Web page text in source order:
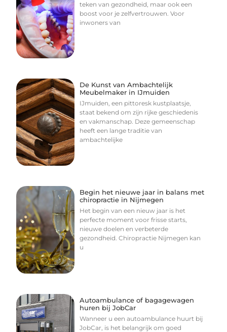
teken van gezondheid, maar ook een
boost voor je zelfvertrouwen. Voor
inwoners van
De Kunst van Ambachtelijk
Meubelmaker in IJmuiden
IJmuiden, een pittoresk kustplaatsje,
staat bekend om zijn rijke geschiedenis
en vakmanschap. Deze gemeenschap
heeft een lange traditie van
ambachtelijke
Begin het nieuwe jaar in balans met
chiropractie in Nijmegen
Het begin van een nieuw jaar is het
perfecte moment voor frisse starts,
nieuwe doelen en verbeterde
gezondheid. Chiropractie Nijmegen kan
u
Autoambulance of bagagewagen
huren bij JobCar
Wanneer u een autoambulance huurt bij
JobCar, is het belangrijk om goed